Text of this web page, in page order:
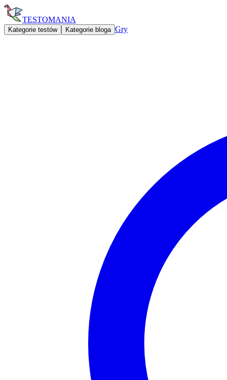
TESTOMANIA
Kategorie testów Kategorie bloga Gry